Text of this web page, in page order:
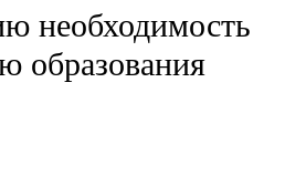
необходимость
образования